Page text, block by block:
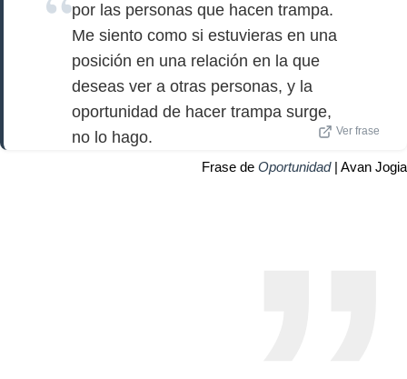
por las personas que hacen trampa.
Me siento como si estuvieras en una
posición en una relación en la que
deseas ver a otras personas, y la
oportunidad de hacer trampa surge,
no lo hago.
Ver frase
Frase de Oportunidad| Avan Jogia